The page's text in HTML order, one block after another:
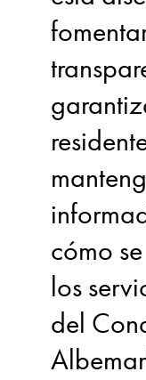
cómo
los
del